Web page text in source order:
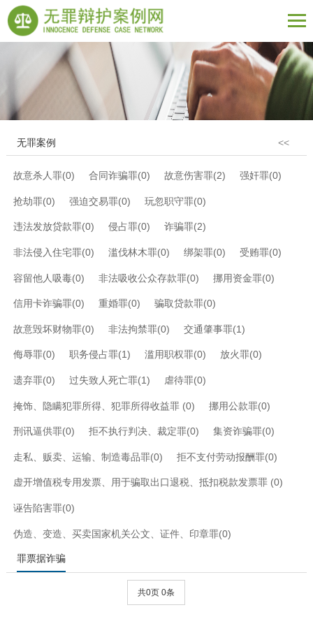
无罪案例 <<
故意杀人罪(0) 合同诈骗罪(0) 故意伤害罪(2) 强奸罪(0)
抢劫罪(0) 强迫交易罪(0) 玩忽职守罪(0)
违法发放贷款罪(0) 侵占罪(0) 诈骗罪(2)
非法侵入住宅罪(0) 滥伐林木罪(0) 绑架罪(0) 受贿罪(0)
容留他人吸毒(0) 非法吸收公众存款罪(0) 挪用资金罪(0)
信用卡诈骗罪(0) 重婚罪(0) 骗取贷款罪(0)
故意毁坏财物罪(0) 非法拘禁罪(0) 交通肇事罪(1)
侮辱罪(0) 职务侵占罪(1) 滥用职权罪(0) 放火罪(0)
遗弃罪(0) 过失致人死亡罪(1) 虐待罪(0)
掩饰、隐瞒犯罪所得、犯罪所得收益罪 (0) 挪用公款罪(0)
刑讯逼供罪(0) 拒不执行判决、裁定罪(0) 集资诈骗罪(0)
走私、贩卖、运输、制造毒品罪(0) 拒不支付劳动报酬罪(0)
虚开增值税专用发票、用于骗取出口退税、抵扣税款发票罪 (0)
诬告陷害罪(0)
伪造、变造、买卖国家机关公文、证件、印章罪(0)
罪票据诈骗
共0页 0条